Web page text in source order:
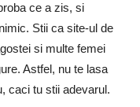
ce a zis, si
Stii ca site-ul de
si multe femei
Astfel, nu te lasa
caci tu stii adevarul.